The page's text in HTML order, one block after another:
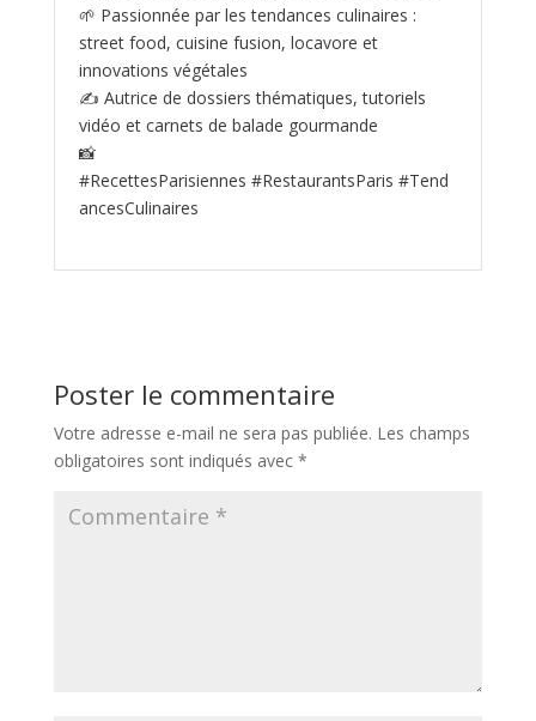
🌱 Passionnée par les tendances culinaires :
street food, cuisine fusion, locavore et
innovations végétales
✍️ Autrice de dossiers thématiques, tutoriels
vidéo et carnets de balade gourmande
📸
#RecettesParisiennes #RestaurantsParis #Tend
ancesCulinaires
Poster le commentaire
Votre adresse e-mail ne sera pas publiée. Les champs
obligatoires sont indiqués avec *